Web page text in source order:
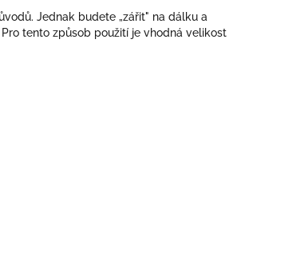
Jednak budete „zářit" na dálku a
tento způsob použití je vhodná velikost